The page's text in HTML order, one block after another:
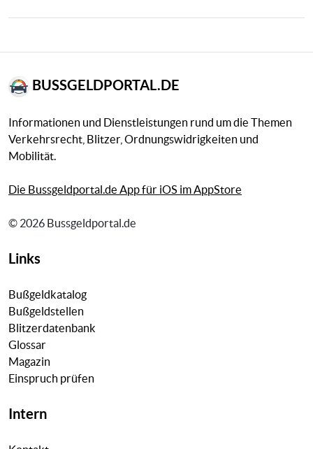
BUSSGELDPORTAL.DE
Informationen und Dienstleistungen rund um die Themen
Verkehrsrecht, Blitzer, Ordnungswidrigkeiten und
Mobilität.
Die Bussgeldportal.de App für iOS im AppStore
© 2026 Bussgeldportal.de
Links
Bußgeldkatalog
Bußgeldstellen
Blitzerdatenbank
Glossar
Magazin
Einspruch prüfen
Intern